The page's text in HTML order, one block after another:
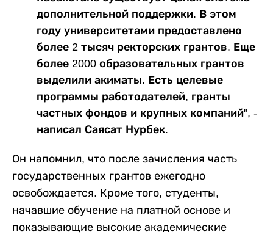
дополнительной поддержки. В этом
году университетами предоставлено
более 2 тысяч ректорских грантов. Еще
более 2000 образовательных грантов
выделили акиматы. Есть целевые
программы работодателей, гранты
частных фондов и крупных компаний", -
написал Саясат Нурбек.
Он напомнил, что после зачисления часть
государственных грантов ежегодно
освобождается. Кроме того, студенты,
начавшие обучение на платной основе и
показывающие высокие академические